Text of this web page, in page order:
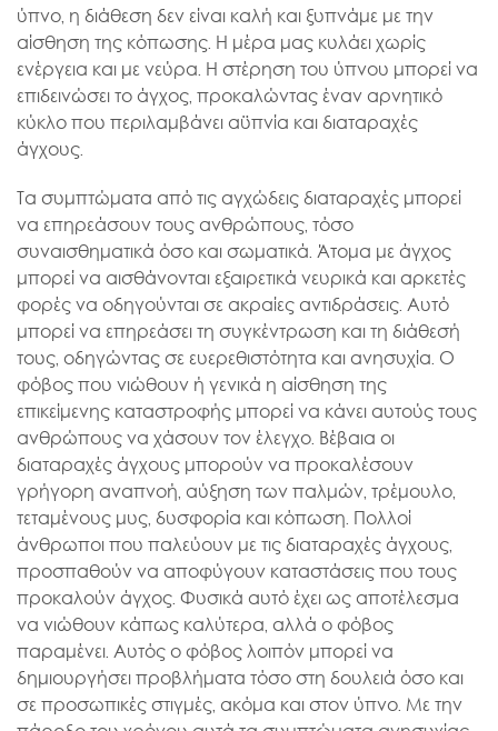
ύπνο, η διάθεση δεν είναι καλή και ξυπνάμε με την
αίσθηση της κόπωσης. Η μέρα μας κυλάει χωρίς
ενέργεια και με νεύρα. Η στέρηση του ύπνου μπορεί να
επιδεινώσει το άγχος, προκαλώντας έναν αρνητικό
κύκλο που περιλαμβάνει αϋπνία και διαταραχές
άγχους.
Τα συμπτώματα από τις αγχώδεις διαταραχές μπορεί
να επηρεάσουν τους ανθρώπους, τόσο
συναισθηματικά όσο και σωματικά. Άτομα με άγχος
μπορεί να αισθάνονται εξαιρετικά νευρικά και αρκετές
φορές να οδηγούνται σε ακραίες αντιδράσεις. Αυτό
μπορεί να επηρεάσει τη συγκέντρωση και τη διάθεσή
τους, οδηγώντας σε ευερεθιστότητα και ανησυχία. Ο
φόβος που νιώθουν ή γενικά η αίσθηση της
επικείμενης καταστροφής μπορεί να κάνει αυτούς τους
ανθρώπους να χάσουν τον έλεγχο. Βέβαια οι
διαταραχές άγχους μπορούν να προκαλέσουν
γρήγορη αναπνοή, αύξηση των παλμών, τρέμουλο,
τεταμένους μυς, δυσφορία και κόπωση. Πολλοί
άνθρωποι που παλεύουν με τις διαταραχές άγχους,
προσπαθούν να αποφύγουν καταστάσεις που τους
προκαλούν άγχος. Φυσικά αυτό έχει ως αποτέλεσμα
να νιώθουν κάπως καλύτερα, αλλά ο φόβος
παραμένει. Αυτός ο φόβος λοιπόν μπορεί να
δημιουργήσει προβλήματα τόσο στη δουλειά όσο και
σε προσωπικές στιγμές, ακόμα και στον ύπνο. Με την
Πάρης
Σύμβουλος Soundz · απαντά άμεσα